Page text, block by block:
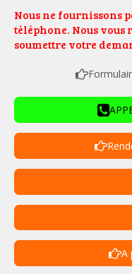
Nous ne fournissons
téléphone. Nous
soumettre votre
A